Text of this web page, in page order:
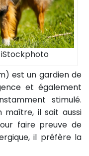
est un gardien de
et également
stimulé.
maître, il sait aussi
faire preuve de
il préfère la